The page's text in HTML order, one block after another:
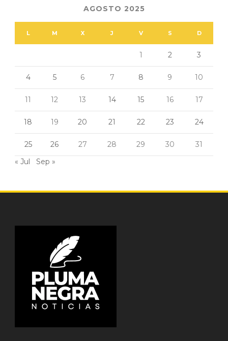
AGOSTO 2025
L M X J V S D
1 2 3
4 5 6 7 8 9 10
11 12 13 14 15 16 17
18 19 20 21 22 23 24
25 26 27 28 29 30
31
« Jul
Sep »